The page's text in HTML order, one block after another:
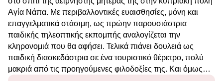
Αγία Νάπα. Με περιβαλλοντικές ευαισθησίες, μόνη και
επαγγελματικά στάσιμη, ως πρώην παρουσιάστρια
παιδικής τηλεοπτικής εκπομπής αναλογίζεται την
κληρονομιά που θα αφήσει. Τελικά πιάνει δουλειά ως
παιδική διασκεδάστρια σε ένα τουριστικό θέρετρο, πολύ
μακριά από τις προηγούμενες φιλοδοξίες της. Και όμως…